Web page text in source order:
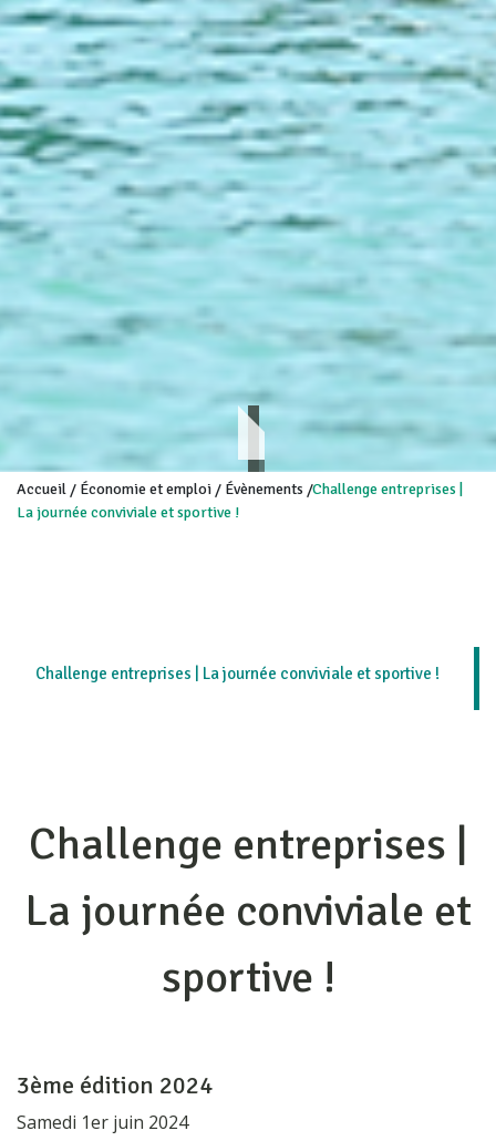
Accueil / Économie et emploi / Évènements /Challenge entreprises |
La journée conviviale et sportive !
Challenge entreprises | La journée conviviale et sportive !
Challenge entreprises |
La journée conviviale et
sportive !
3ème édition 2024
Samedi 1er juin 2024